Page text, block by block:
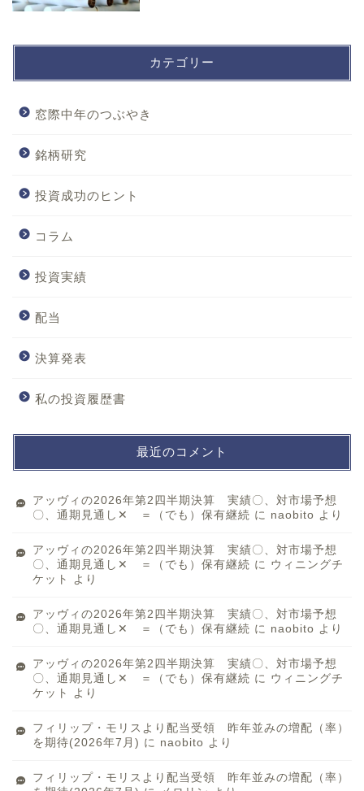
カテゴリー
窓際中年のつぶやき
銘柄研究
投資成功のヒント
コラム
投資実績
配当
決算発表
私の投資履歴書
最近のコメント
アッヴィの2026年第2四半期決算 実績〇、対市場予想
〇、通期見通し✕ ＝（でも）保有継続 に naobito より
アッヴィの2026年第2四半期決算 実績〇、対市場予想
〇、通期見通し✕ ＝（でも）保有継続 に ウィニングチ
ケット
より
アッヴィの2026年第2四半期決算 実績〇、対市場予想
〇、通期見通し✕ ＝（でも）保有継続 に naobito より
アッヴィの2026年第2四半期決算 実績〇、対市場予想
〇、通期見通し✕ ＝（でも）保有継続 に ウィニングチ
ケット
より
フィリップ・モリスより配当受領 昨年並みの増配（率）
を期待(2026年7月) に naobito より
フィリップ・モリスより配当受領 昨年並みの増配（率）